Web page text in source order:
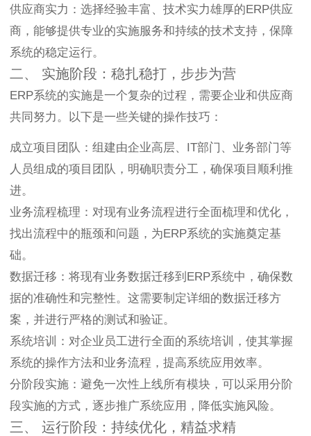
供应商实力：选择经验丰富、技术实力雄厚的ERP供应
商，能够提供专业的实施服务和持续的技术支持，保障
系统的稳定运行。
二、 实施阶段：稳扎稳打，步步为营
ERP系统的实施是一个复杂的过程，需要企业和供应商
共同努力。以下是一些关键的操作技巧：
成立项目团队：组建由企业高层、IT部门、业务部门等
人员组成的项目团队，明确职责分工，确保项目顺利推
进。
业务流程梳理：对现有业务流程进行全面梳理和优化，
找出流程中的瓶颈和问题，为ERP系统的实施奠定基
础。
数据迁移：将现有业务数据迁移到ERP系统中，确保数
据的准确性和完整性。这需要制定详细的数据迁移方
案，并进行严格的测试和验证。
系统培训：对企业员工进行全面的系统培训，使其掌握
系统的操作方法和业务流程，提高系统应用效率。
分阶段实施：避免一次性上线所有模块，可以采用分阶
段实施的方式，逐步推广系统应用，降低实施风险。
三、 运行阶段：持续优化，精益求精